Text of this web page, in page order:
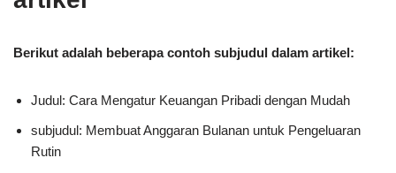
Berikut adalah beberapa contoh subjudul dalam artikel:
Judul: Cara Mengatur Keuangan Pribadi dengan Mudah
subjudul: Membuat Anggaran Bulanan untuk Pengeluaran
Rutin